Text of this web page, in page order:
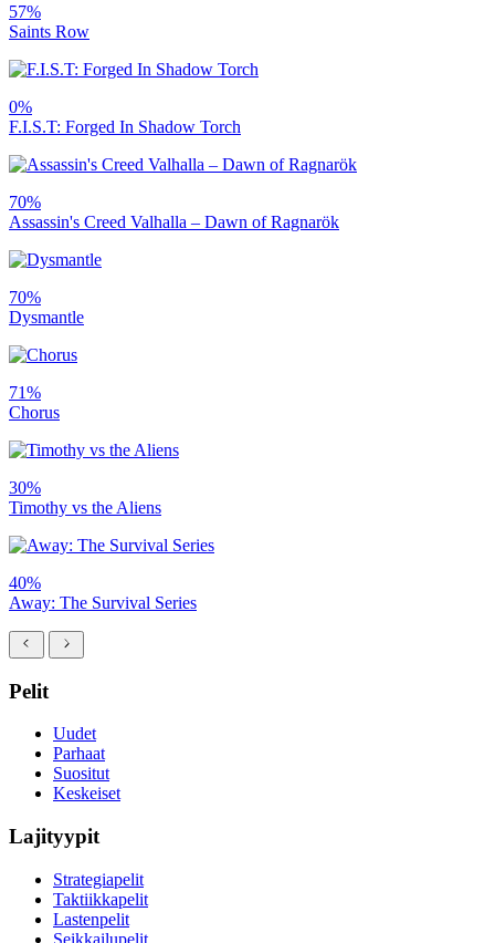
57%
Saints Row
0%
F.I.S.T: Forged In Shadow Torch
70%
Assassin's Creed Valhalla – Dawn of Ragnarök
70%
Dysmantle
71%
Chorus
30%
Timothy vs the Aliens
40%
Away: The Survival Series
Pelit
Uudet
Parhaat
Suositut
Keskeiset
Lajityypit
Strategiapelit
Taktiikkapelit
Lastenpelit
Seikkailupelit